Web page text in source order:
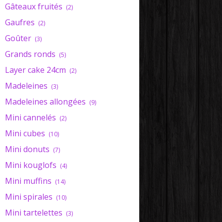
Gâteaux fruités (2)
Gaufres (2)
Goûter (3)
Grands ronds (5)
Layer cake 24cm (2)
Madeleines (3)
Madeleines allongées (9)
Mini cannelés (2)
Mini cubes (10)
Mini donuts (7)
Mini kouglofs (4)
Mini muffins (14)
Mini spirales (10)
Mini tartelettes (3)